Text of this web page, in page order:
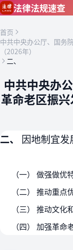
跳到主要内容
法律法规速查
首页
中共中央办公厅、国务
（2026年）
二、
中共中央办
革命老区振
二、 因地制宜